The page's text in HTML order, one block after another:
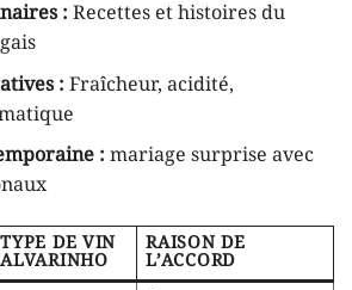
: Recettes et histoires du
: Fraîcheur, acidité,
: mariage surprise avec
TYPE DE VIN
ALVARINHO
RAISON DE
L’ACCORD